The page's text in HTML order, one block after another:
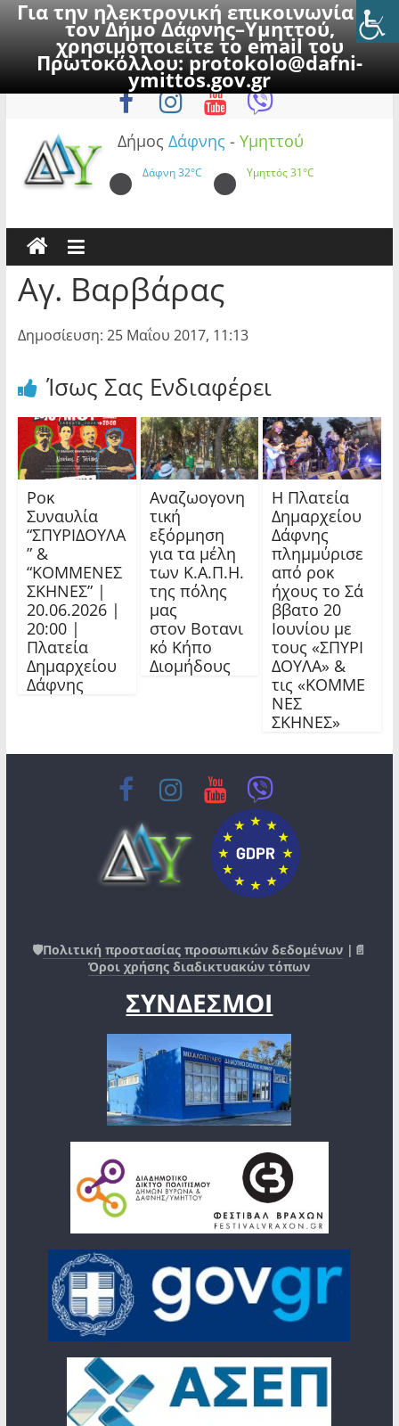
Για την ηλεκτρονική επικοινωνία με
τον Δήμο Δάφνης–Υμηττού,
χρησιμοποιείτε το email του
Πρωτοκόλλου:protokolo@dafni-
ymittos.gov.gr
to
Σάββατο, 8 Αυγούστου 2026
Δήμος Δάφνης - Υμηττού
Δάφνη32°C Υμηττός31°C
Αγ. Βαρβάρας
Δημοσίευση: 25 Μαΐου 2017, 11:13
Ίσως Σας Ενδιαφέρει
Ροκ
Συναυλία
“ΣΠΥΡΙΔΟΥΛΑ
” &
“ΚΟΜΜΕΝΕΣ
ΣΚΗΝΕΣ” |
20.06.2026 |
20:00 |
Πλατεία
Δημαρχείου
Δάφνης
Αναζωογονη
τική
εξόρμηση
για τα μέλη
των Κ.Α.Π.Η.
της πόλης
μας
στον Βοτανι
κό Κήπο
Διομήδους
Η Πλατεία
Δημαρχείου
Δάφνης
πλημμύρισε
από ροκ
ήχους το Σά
ββατο 20
Ιουνίου με
τους «ΣΠΥΡΙ
ΔΟΥΛΑ» &
τις «ΚΟΜΜΕ
ΝΕΣ
ΣΚΗΝΕΣ»
🛡️Πολιτική προστασίας προσωπικών δεδομένων |📄
Όροι χρήσης διαδικτυακών τόπων
ΣΥΝΔΕΣΜΟΙ